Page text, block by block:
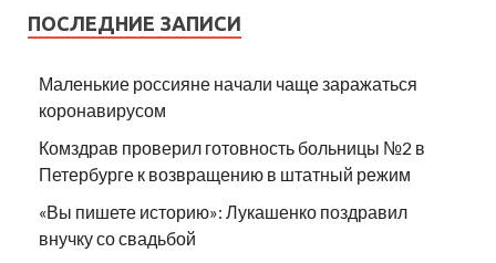
ПОСЛЕДНИЕ ЗАПИСИ
Маленькие россияне начали чаще заражаться
коронавирусом
Комздрав проверил готовность больницы №2 в
Петербурге к возвращению в штатный режим
«Вы пишете историю»: Лукашенко поздравил
внучку со свадьбой